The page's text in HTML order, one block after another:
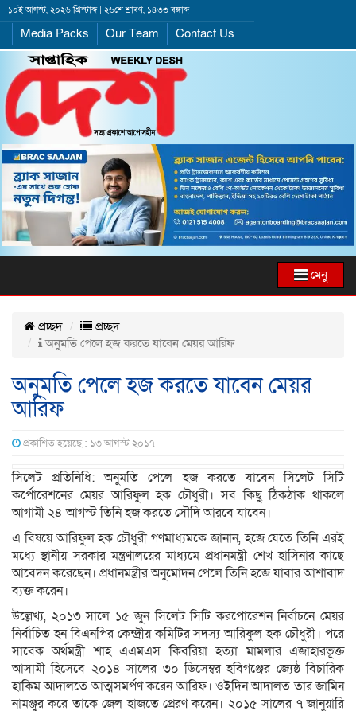
১০ই আগস্ট, ২০২৬ খ্রিস্টাব্দ | ২৬শে শ্রাবণ, ১৪৩৩ বঙ্গাব্দ
Media Packs Our Team Contact Us
মেনু
প্রচ্ছদ
প্রচ্ছদ
অনুমতি পেলে হজ করতে যাবেন মেয়র আরিফ
অনুমতি পেলে হজ করতে যাবেন মেয়র
আরিফ
প্রকাশিত হয়েছে : ১৩ আগস্ট ২০১৭
সিলেট প্রতিনিধি: অনুমতি পেলে হজ করতে যাবেন সিলেট সিটি
কর্পোরেশনের মেয়র আরিফুল হক চৌধুরী। সব কিছু ঠিকঠাক থাকলে
আগামী ২৪ আগস্ট তিনি হজ করতে সৌদি আরবে যাবেন।
এ বিষয়ে আরিফুল হক চৌধুরী গণমাধ্যমকে জানান, হজে যেতে তিনি এরই
মধ্যে স্থানীয় সরকার মন্ত্রণালয়ের মাধ্যমে প্রধানমন্ত্রী শেখ হাসিনার কাছে
আবেদন করেছেন। প্রধানমন্ত্রীর অনুমোদন পেলে তিনি হজে যাবার আশাবাদ
ব্যক্ত করেন।
উল্লেখ্য, ২০১৩ সালে ১৫ জুন সিলেট সিটি করপোরেশন নির্বাচনে মেয়র
নির্বাচিত হন বিএনপির কেন্দ্রীয় কমিটির সদস্য আরিফুল হক চৌধুরী। পরে
সাবেক অর্থমন্ত্রী শাহ এএমএস কিবরিয়া হত্যা মামলার এজাহারভূক্ত
আসামী হিসেবে ২০১৪ সালের ৩০ ডিসেম্বর হবিগঞ্জের জ্যেষ্ঠ বিচারিক
হাকিম আদালতে আত্মসমর্পণ করেন আরিফ। ওইদিন আদালত তার জামিন
নামঞ্জুর করে তাকে জেল হাজতে প্রেরণ করেন। ২০১৫ সালের ৭ জানুয়ারি